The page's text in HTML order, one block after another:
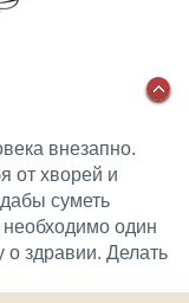
внезапно.
от хворей и
суметь
необходимо один
о здравии. Делать